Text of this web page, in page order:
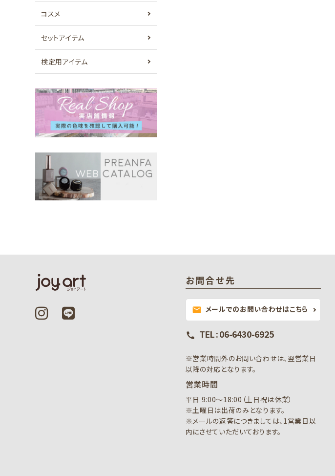
コスメ
セットアイテム
検定用アイテム
お問合せ先
mail メールでのお問い合わせはこちら
call TEL : 06-6430-6925
※営業時間外のお問い合わせは、翌営業日
以降の対応となります。
営業時間
平日 9:00～18:00（土日祝は休業）
※土曜日は出荷のみとなります。
※メールの返答につきましては、1営業日以
内にさせていただいております。